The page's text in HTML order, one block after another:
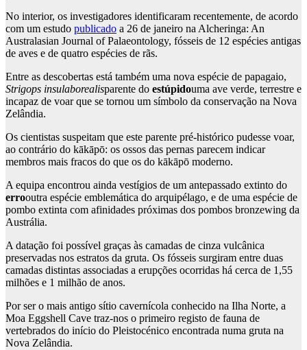
No interior, os investigadores identificaram recentemente, de acordo
com um estudo publicado a 26 de janeiro na Alcheringa: An
Australasian Journal of Palaeontology, fósseis de 12 espécies antigas
de aves e de quatro espécies de rãs.
Entre as descobertas está também uma nova espécie de papagaio,
Strigops insulaborealisparente do estúpidouma ave verde, terrestre e
incapaz de voar que se tornou um símbolo da conservação na Nova
Zelândia.
Os cientistas suspeitam que este parente pré-histórico pudesse voar,
ao contrário do kākāpō: os ossos das pernas parecem indicar
membros mais fracos do que os do kākāpō moderno.
A equipa encontrou ainda vestígios de um antepassado extinto do
errooutra espécie emblemática do arquipélago, e de uma espécie de
pombo extinta com afinidades próximas dos pombos bronzewing da
Austrália.
A datação foi possível graças às camadas de cinza vulcânica
preservadas nos estratos da gruta. Os fósseis surgiram entre duas
camadas distintas associadas a erupções ocorridas há cerca de 1,55
milhões e 1 milhão de anos.
Por ser o mais antigo sítio cavernícola conhecido na Ilha Norte, a
Moa Eggshell Cave traz-nos o primeiro registo de fauna de
vertebrados do início do Pleistocénico encontrada numa gruta na
Nova Zelândia.